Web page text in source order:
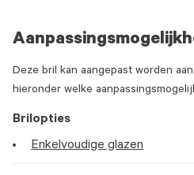
Deze bril kan aangepast worden
hieronder welke
Brilopties
Enkelvoudige glazen